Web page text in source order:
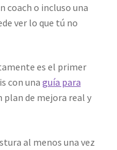
coach o incluso una
ver lo que tú no
es el primer
con una guía para
plan de mejora real y
al menos una vez